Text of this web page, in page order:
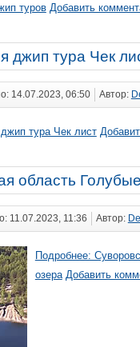
туров Добавить
джип тура Чек
14.07.2023, 06:50 Автор:
тура Чек лист
область
11.07.2023, 11:36 Автор:
Подробнее:
озера Добавить